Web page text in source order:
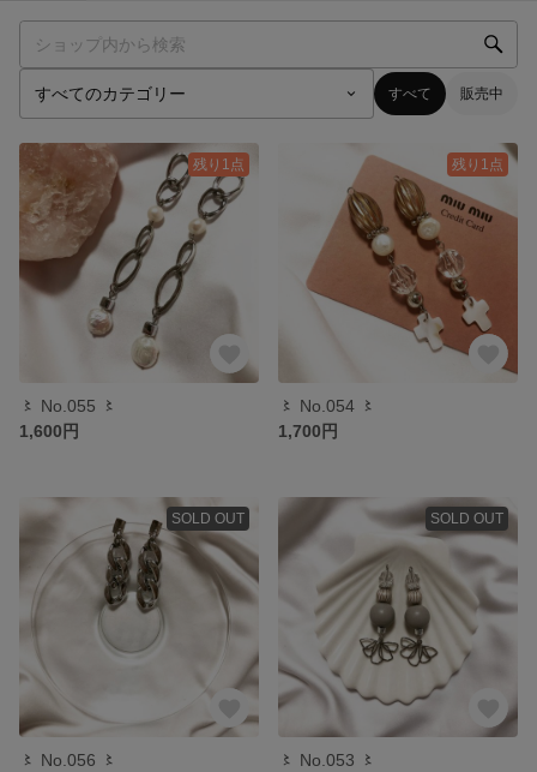
すべて 販売中
残り1点
〻 No.055 〻
1,600円
残り1点
〻 No.054 〻
1,700円
SOLD OUT
〻 No.056 〻
SOLD OUT
〻 No.053 〻